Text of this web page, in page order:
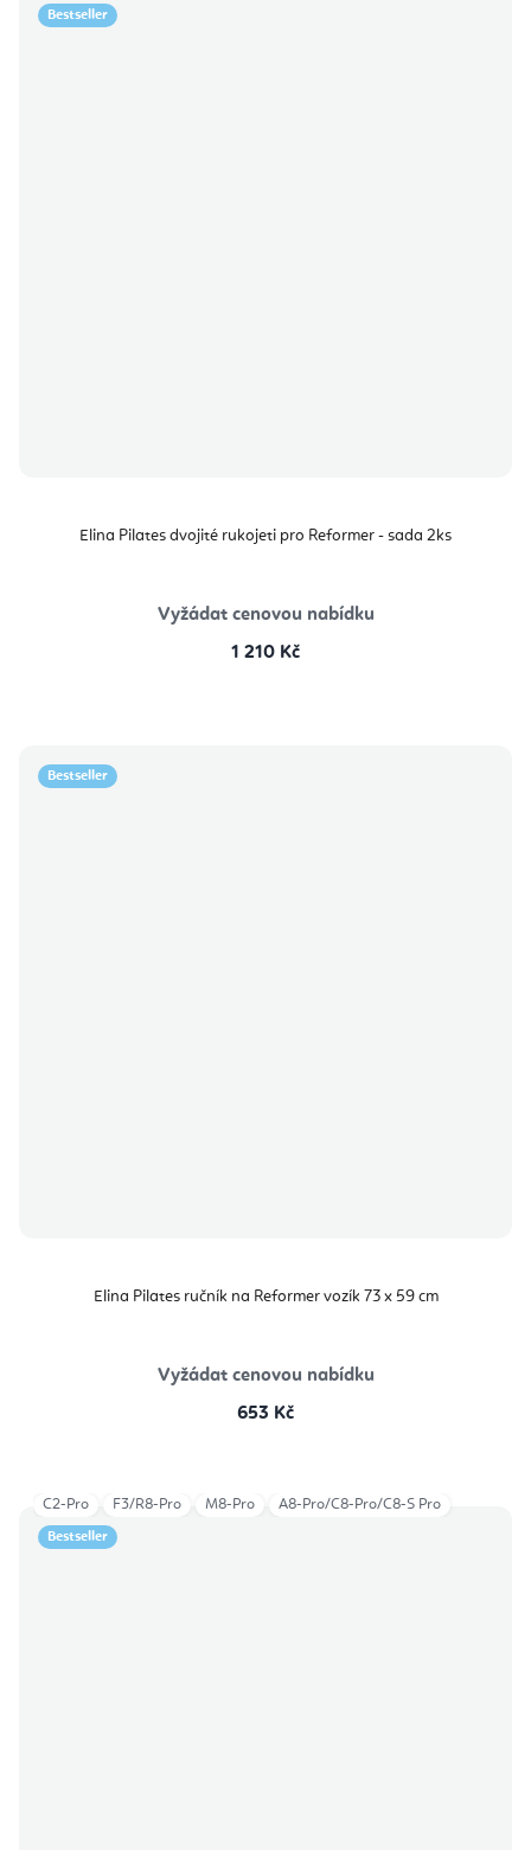
Bestseller
Elina Pilates dvojité rukojeti pro Reformer - sada 2ks
Vyžádat cenovou nabídku
1 210 Kč
Bestseller
Elina Pilates ručník na Reformer vozík 73 x 59 cm
Vyžádat cenovou nabídku
653 Kč
Bestseller
C2-Pro F3/R8-Pro M8-Pro A8-Pro/C8-Pro/C8-S Pro